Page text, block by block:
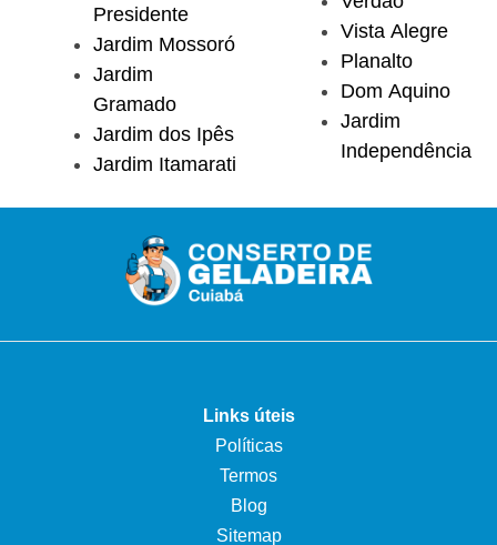
Presidente
Jardim Mossoró
Jardim
Gramado
Jardim dos Ipês
Jardim Itamarati
Vista Alegre
Planalto
Dom Aquino
Jardim
Independência
Links úteis
Políticas
Termos
Blog
Sitemap